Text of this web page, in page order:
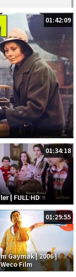
01:42:09
01:34:18
| FULL HD
01:29:55
Gaymak | 2006 |
Film